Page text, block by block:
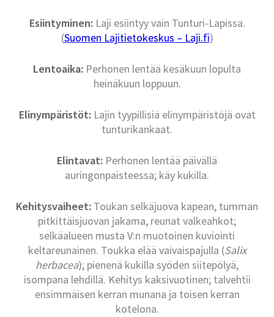
Esiintyminen:Laji esiintyy vain Tunturi-Lapissa.
(Suomen Lajitietokeskus – Laji.fi)
Lentoaika: Perhonen lentää kesäkuun lopulta
heinäkuun loppuun.
Elinympäristöt:Lajin tyypillisiä elinympäristöjä ovat
tunturikankaat.
Elintavat: Perhonen lentää päivällä
auringonpaisteessa; käy kukilla.
Kehitysvaiheet: Toukan selkäjuova kapean, tumman
pitkittäisjuovan jakama, reunat valkeahkot;
selkäalueen musta V:n muotoinen kuviointi
keltareunainen. Toukka elää vaivaispajulla (Salix
herbacea); pienenä kukilla syöden siitepölyä,
isompana lehdillä. Kehitys kaksivuotinen; talvehtii
ensimmäisen kerran munana ja toisen kerran
kotelona.